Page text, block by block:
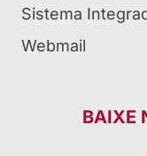
Sistema
Webmail
BAIXE